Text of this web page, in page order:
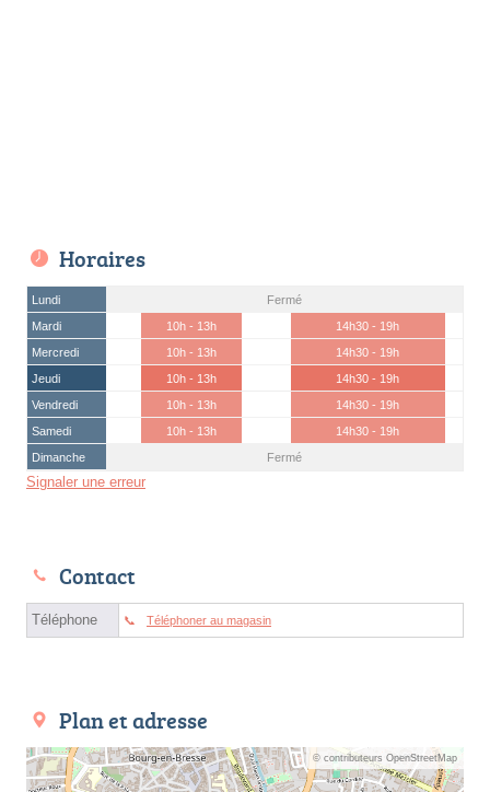
Horaires
Lundi
Fermé
Mardi
10h - 13h
14h30 - 19h
Mercredi
10h - 13h
14h30 - 19h
Jeudi
10h - 13h
14h30 - 19h
Vendredi
10h - 13h
14h30 - 19h
Samedi
10h - 13h
14h30 - 19h
Dimanche
Fermé
Signaler une erreur
Contact
Téléphone Téléphoner au magasin
Plan et adresse
© contributeurs OpenStreetMap